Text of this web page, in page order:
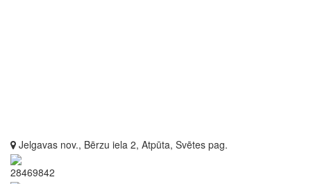
Jelgavas nov., Bērzu iela 2, Atpūta, Svētes pag.
28469842